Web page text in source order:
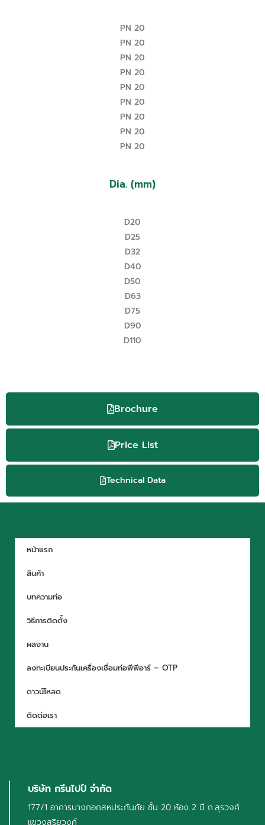
PN 20
PN 20
PN 20
PN 20
PN 20
PN 20
PN 20
PN 20
PN 20
Dia. (mm)
D20
D25
D32
D40
D50
D63
D75
D90
D110
Brochure
Price List
Technical Data
หน้าแรก
สินค้า
บทความท่อ
วิธีการติดตั้ง
ผลงาน
ลงทะเบียนประกันเครื่องเชื่อมท่อพีพีอาร์ – OTP
ดาวน์โหลด
ติดต่อเรา
บริษัท กรีนไปป์ จำกัด
177/1 อาคารบางกอกสหประกันภัย ชั้น 20 ห้อง 2 บี ถ.สุรวงศ์
แขวงสุริยวงศ์